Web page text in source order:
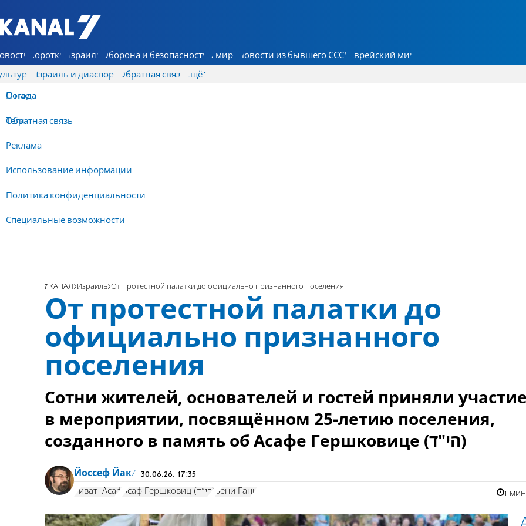
7 КАНАЛ - Аруц Шева
Коротко Израиль Оборона и безопасность В мире Новости из бывшего СССР Еврейский мир
Израиль и диаспора Обратная связь
О нас
Обратная связь
Реклама
Использование информации
Политика конфиденциальности
Специальные возможности
Ещё
Погода
Теги
7 КАНАЛ Израиль От протестной палатки до официально признанного поселения
От протестной палатки до
официально признанного
поселения
Сотни жителей, основателей и гостей приняли участие
в мероприятии, посвящённом 25-летию поселения,
созданного в память об Асафе Гершковице (הי"ד)
Йоссеф Йак 30.06.26, 17:35
Гиват-Асаф Асаф Гершковиц (הי"ד) Бени Ганц 1